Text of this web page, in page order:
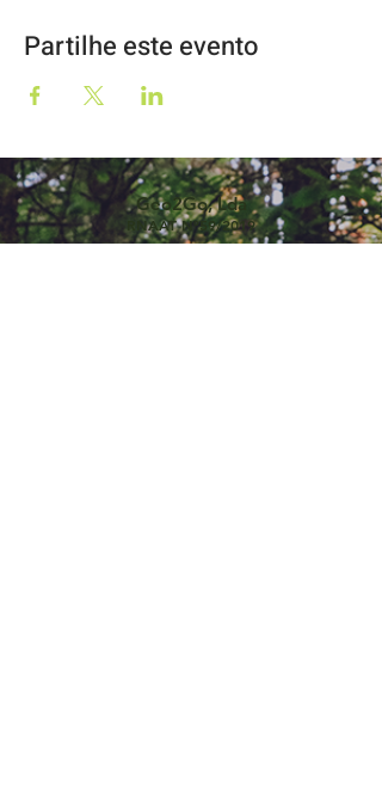
Partilhe este evento
Geo2Go, Lda
RNAAT Nº59/2019